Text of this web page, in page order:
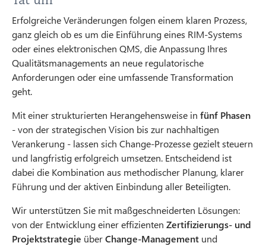
Erfolgreiche Veränderungen folgen einem klaren Prozess,
ganz gleich ob es um die Einführung eines RIM-Systems
oder eines elektronischen QMS, die Anpassung Ihres
Qualitätsmanagements an neue regulatorische
Anforderungen oder eine umfassende Transformation
geht.
Mit einer strukturierten Herangehensweise in fünf Phasen
- von der strategischen Vision bis zur nachhaltigen
Verankerung - lassen sich Change-Prozesse gezielt steuern
und langfristig erfolgreich umsetzen. Entscheidend ist
dabei die Kombination aus methodischer Planung, klarer
Führung und der aktiven Einbindung aller Beteiligten.
Wir unterstützen Sie mit maßgeschneiderten Lösungen:
von der Entwicklung einer effizienten Zertifizierungs- und
Projektstrategie überChange-Management und